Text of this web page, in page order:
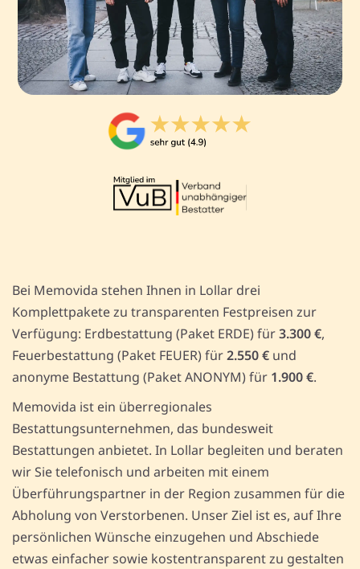
Bei Memovida stehen Ihnen in Lollar drei
Komplettpakete zu transparenten Festpreisen zur
Verfügung: Erdbestattung (Paket ERDE) für3.300 €,
Feuerbestattung (Paket FEUER) für2.550 € und
anonyme Bestattung (Paket ANONYM) für 1.900 €.
Memovida ist ein überregionales
Bestattungsunternehmen, das bundesweit
Bestattungen anbietet. In Lollar begleiten und beraten
wir Sie telefonisch und arbeiten mit einem
Überführungspartner in der Region zusammen für die
Abholung von Verstorbenen. Unser Ziel ist es, auf Ihre
persönlichen Wünsche einzugehen und Abschiede
etwas einfacher sowie kostentransparent zu gestalten